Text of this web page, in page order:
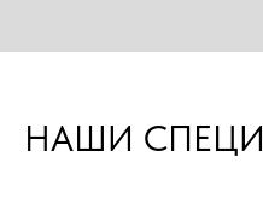
НАШИ